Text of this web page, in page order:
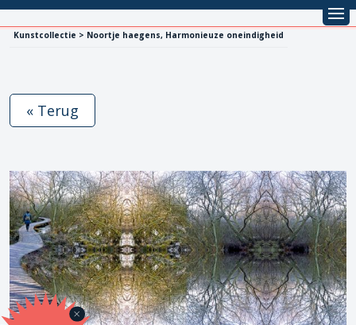
Kunstcollectie > Noortje haegens, Harmonieuze oneindigheid
« Terug